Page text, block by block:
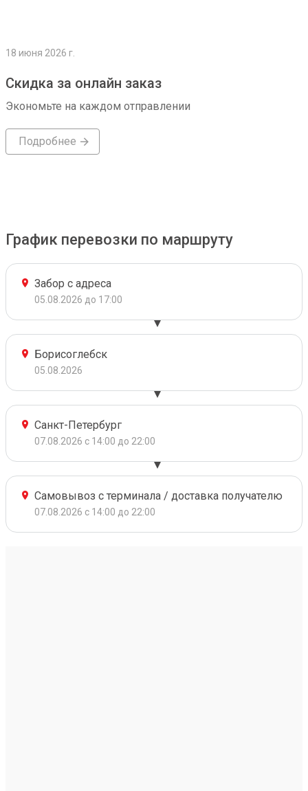
18 июня 2026 г.
Скидка за онлайн заказ
Экономьте на каждом отправлении
Подробнее
График перевозки по маршруту
Забор с адреса
05.08.2026 до 17:00
Борисоглебск
05.08.2026
Санкт-Петербург
07.08.2026 с 14:00 до 22:00
Самовывоз с терминала / доставка получателю
07.08.2026 с 14:00 до 22:00